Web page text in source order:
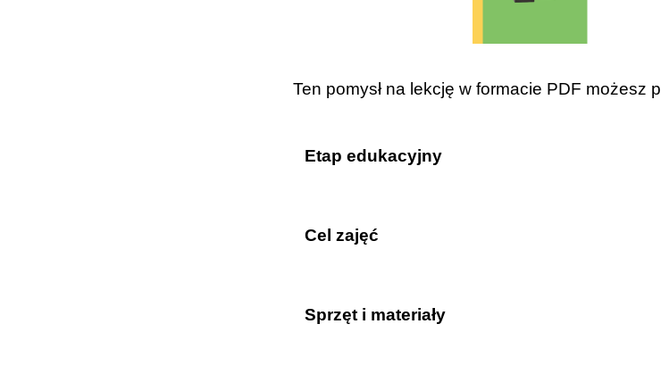
Ten pomysł na lekcję w formacie PDF możesz
Etap edukacyjny
klasy VII-VIII szkoły podstawowej;
Cel zajęć
Uczeń wyszukuje podobieństwa między
Sprzęt i materiały